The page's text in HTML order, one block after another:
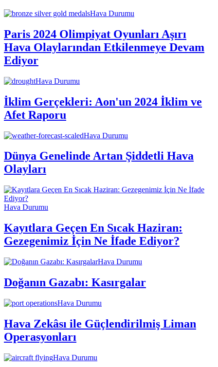
Hava Durumu
Paris 2024 Olimpiyat Oyunları Aşırı
Hava Olaylarından Etkilenmeye Devam
Ediyor
Hava Durumu
İklim Gerçekleri: Aon'un 2024 İklim ve
Afet Raporu
Hava Durumu
Dünya Genelinde Artan Şiddetli Hava
Olayları
Hava Durumu
Kayıtlara Geçen En Sıcak Haziran:
Gezegenimiz İçin Ne İfade Ediyor?
Hava Durumu
Doğanın Gazabı: Kasırgalar
Hava Durumu
Hava Zekâsı ile Güçlendirilmiş Liman
Operasyonları
Hava Durumu